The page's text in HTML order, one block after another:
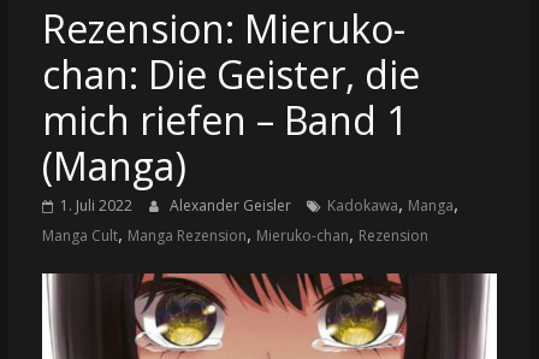
Rezension: Mieruko-
chan: Die Geister, die
mich riefen – Band 1
(Manga)
1. Juli 2022 Alexander Geisler Kadokawa, Manga,
Manga Cult, Manga Rezension, Mieruko-chan, Rezension